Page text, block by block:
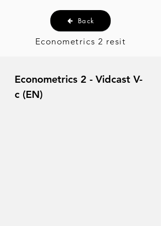
Back
Econometrics 2 resit
Econometrics 2 - Vidcast V-
c (EN)